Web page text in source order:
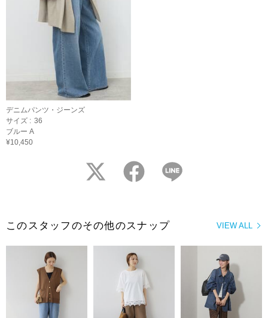
デニムパンツ・ジーンズ
サイズ : 36
ブルー A
¥10,450
twitter facebook
VIEW ALL
このスタッフのその他のスナップ